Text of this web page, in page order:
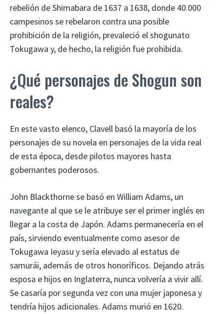
rebelión de Shimabara de 1637 a 1638, donde 40.000
campesinos se rebelaron contra una posible
prohibición de la religión, prevaleció el shogunato
Tokugawa y, de hecho, la religión fue prohibida.
¿Qué personajes de Shogun son
reales?
En este vasto elenco, Clavell basó la mayoría de los
personajes de su novela en personajes de la vida real
de esta época, desde pilotos mayores hasta
gobernantes poderosos.
John Blackthorne se basó en William Adams, un
navegante al que se le atribuye ser el primer inglés en
llegar a la costa de Japón. Adams permanecería en el
país, sirviendo eventualmente como asesor de
Tokugawa Ieyasu y sería elevado al estatus de
samurái, además de otros honoríficos. Dejando atrás
esposa e hijos en Inglaterra, nunca volvería a vivir allí.
Se casaría por segunda vez con una mujer japonesa y
tendría hijos adicionales. Adams murió en 1620.